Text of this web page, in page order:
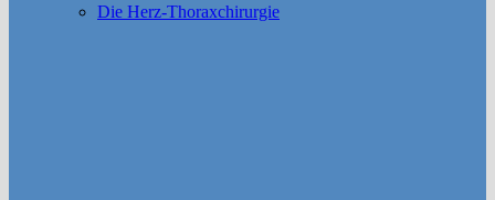
Die Herz-Thoraxchirurgie